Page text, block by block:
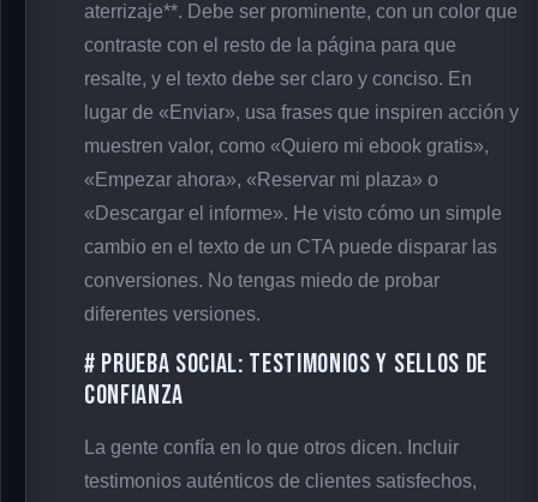
aterrizaje**. Debe ser prominente, con un color que
contraste con el resto de la página para que
resalte, y el texto debe ser claro y conciso. En
lugar de «Enviar», usa frases que inspiren acción y
muestren valor, como «Quiero mi ebook gratis»,
«Empezar ahora», «Reservar mi plaza» o
«Descargar el informe». He visto cómo un simple
cambio en el texto de un CTA puede disparar las
conversiones. No tengas miedo de probar
diferentes versiones.
# Prueba Social: Testimonios y Sellos de
Confianza
La gente confía en lo que otros dicen. Incluir
testimonios auténticos de clientes satisfechos,